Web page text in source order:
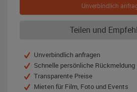
Unverbindlich
Teilen und
Unverbindlich anfragen
Schnelle persönliche Rückmeldung
Transparente Preise
Mieten für Film, Foto und Events